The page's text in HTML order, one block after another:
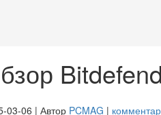
03-06 | Автор PCMAG |